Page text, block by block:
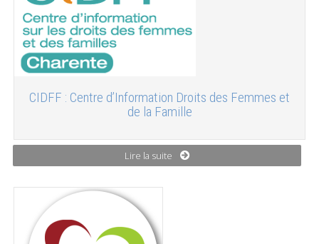
CIDFF : Centre d’Information Droits des Femmes et
de la Famille
Lire la suite